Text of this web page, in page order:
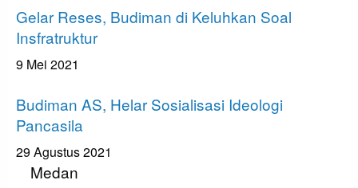
Gelar Reses, Budiman di Keluhkan Soal
Insfratruktur
9 Mei 2021
Budiman AS, Helar Sosialisasi Ideologi
Pancasila
29 Agustus 2021
Medan